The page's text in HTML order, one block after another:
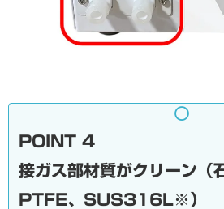
POINT 4
接ガス部材質がクリーン（
PTFE、SUS316L※）